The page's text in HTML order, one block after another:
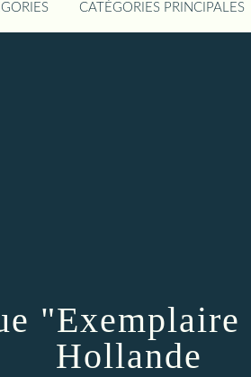
CATÉGORIES PRINCIPALES
"Exemplaire
Hollande